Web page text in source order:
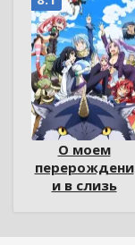
О моем
перерождени
и в слизь